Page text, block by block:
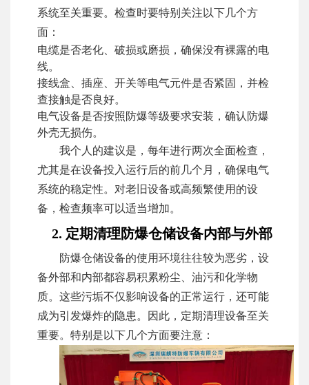
系统至关重要。检查时要特别关注以下几个方
面：
电缆是否老化、破损或磨损，确保没有裸露的电
线。
接线盒、插座、开关等电气元件是否紧固，并检
查接触是否良好。
电气设备是否按照防爆等级要求安装，确认防爆
外壳无损伤。
我个人的建议是，每年进行两次全面检查，
尤其是在设备投入运行后的前几个月，确保电气
系统的稳定性。对老旧设备或高频繁使用的设
备，检查频率可以适当增加。
2. 定期清理防爆仓储设备内部与外部
防爆仓储设备的使用环境往往较为恶劣，设
备外部和内部都容易积累粉尘、油污和化学物
质。这些污垢不仅影响设备的正常运行，还可能
成为引发爆炸的隐患。因此，定期清理设备至关
重要。特别是以下几个方面要注意：